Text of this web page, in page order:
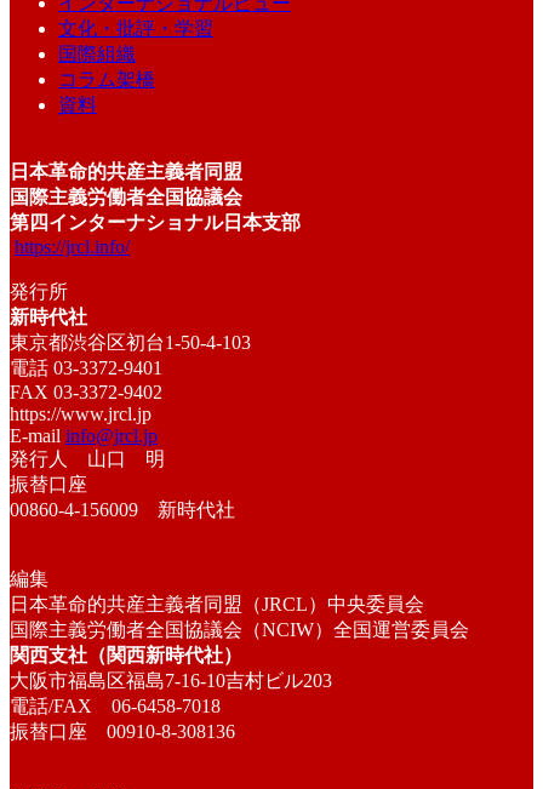
文化・批評・学習
国際組織
コラム架橋
資料
日本革命的共産主義者同盟
国際主義労働者全国協議会
第四インターナショナル日本支部
https://jrcl.info/
発行所
新時代社
東京都渋谷区初台1-50-4-103
電話 03-3372-9401
FAX 03-3372-9402
https://www.jrcl.jp
E-mail info@jrcl.jp
発行人 山口 明
振替口座
00860-4-156009 新時代社
編集
日本革命的共産主義者同盟（JRCL）中央委員会
国際主義労働者全国協議会（NCIW）全国運営委員会
関西支社（関西新時代社）
大阪市福島区福島7-16-10吉村ビル203
電話/FAX 06-6458-7018
振替口座 00910-8-308136